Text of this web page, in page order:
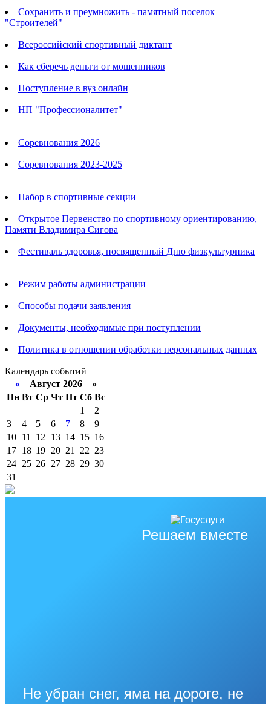
Сохранить и преумножить - памятный поселок
"Строителей"
Всероссийский спортивный диктант
Как сберечь деньги от мошенников
Поступление в вуз онлайн
НП "Профессионалитет"
Соревнования 2026
Соревнования 2023-2025
Набор в спортивные секции
Открытое Первенство по спортивному ориентированию,
Памяти Владимира Сигова
Фестиваль здоровья, посвященный Дню физкультурника
Режим работы администрации
Способы подачи заявления
Документы, необходимые при поступлении
Политика в отношении обработки персональных данных
Календарь событий
« Август 2026 »
Пн Вт Ср Чт Пт Сб Вс
1
2
3
4 5 6 7 8
9
10 11 12 13 14 15 16
17 18 19 20 21 22 23
24 25 26 27 28 29 30
31
Решаем вместе
Не убран снег, яма на дороге, не